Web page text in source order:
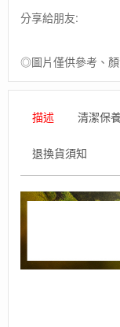
袋
具
數
量
分享給朋友:
◎圖片僅供參考、
描述 清潔保
退換貨須知